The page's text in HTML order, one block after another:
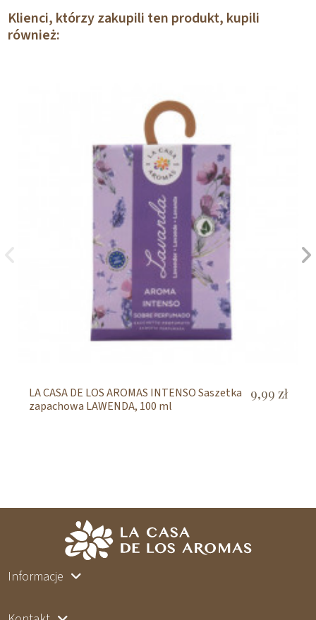
Klienci, którzy zakupili ten produkt, kupili
również:
LA CASA DE LOS AROMAS INTENSO Saszetka
zapachowa LAWENDA, 100 ml
9,99 zł
Informacje